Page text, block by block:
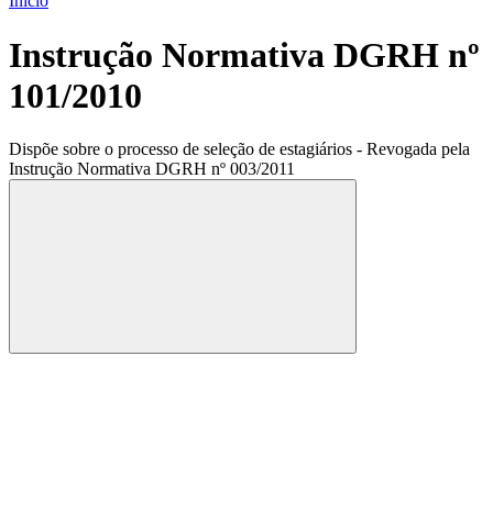
Instrução Normativa DGRH nº
101/2010
Dispõe sobre o processo de seleção de estagiários - Revogada pela
Instrução Normativa DGRH nº 003/2011
Compartilhar